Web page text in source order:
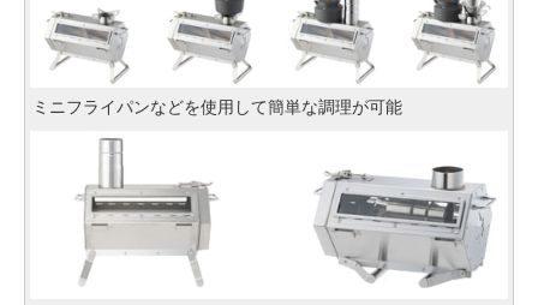
ミニフライパンなどを使用して簡単な調理が可能